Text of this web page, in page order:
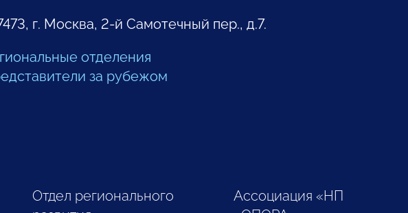
г. Москва, 2-й Самотечный пер., д.7.
отделения
за рубежом
Отдел регионального
Ассоциация «НП